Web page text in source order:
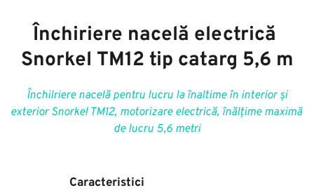
Închiriere nacelă electrică
Snorkel TM12 tip catarg 5,6 m
exterior Snorkel TM12, motorizare electrică, înălțime maximă
de lucru 5,6 metri
Caracteristici